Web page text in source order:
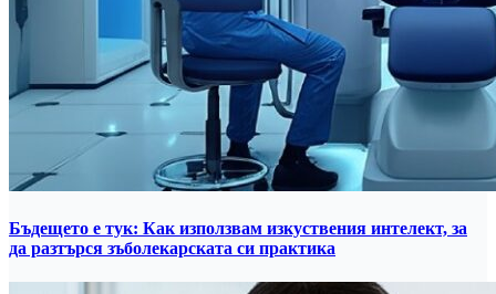
Бъдещето е тук: Как използвам изкуствения интелект, за
да разтърся зъболекарската си практика